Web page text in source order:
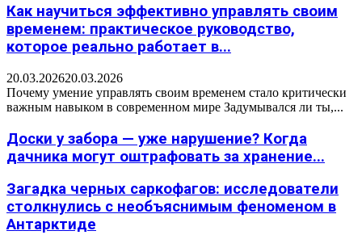
Как научиться эффективно управлять своим
временем: практическое руководство,
которое реально работает в...
20.03.202620.03.2026
Почему умение управлять своим временем стало критически
важным навыком в современном мире Задумывался ли ты,...
Доски у забора — уже нарушение? Когда
дачника могут оштрафовать за хранение...
Загадка черных саркофагов: исследователи
столкнулись с необъяснимым феноменом в
Антарктиде